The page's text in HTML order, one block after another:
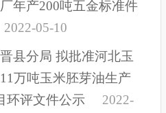
年产200吨五金标准件
2022-05-10
县分局 拟批准河北玉
万吨玉米胚芽油生产
环评文件公示
2022-